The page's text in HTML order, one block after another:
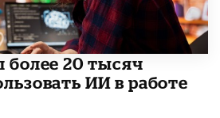
более 20 тысяч
ИИ в работе